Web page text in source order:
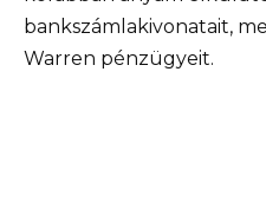
bankszámlakivonatait,
Warren pénzügyeit.